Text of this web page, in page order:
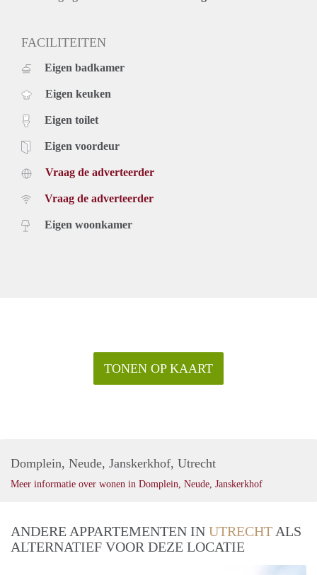
- Beschikbaar per 01-08-2019.
€ 1.295,- per maand exclusief g/w/e, kabel tv en internet.
Voor meer informatie of bezichtigingen willen wij u vragen
FACILITEITEN
Eigen badkamer
Eigen keuken
Eigen toilet
Eigen voordeur
Vraag de adverteerder
Vraag de adverteerder
Eigen woonkamer
TONEN OP KAART
Domplein, Neude, Janskerkhof, Utrecht
Meer informatie over wonen in Domplein, Neude, Janskerkhof
ANDERE APPARTEMENTEN IN UTRECHT ALS
ALTERNATIEF VOOR DEZE LOCATIE